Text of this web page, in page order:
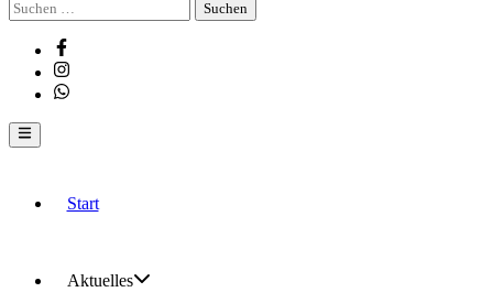
Suchen
nach:
Facebook
Instagram
Whatsapp
Hauptmenü
Start
Aktuelles